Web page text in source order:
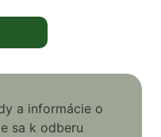
a informácie o
sa k odberu